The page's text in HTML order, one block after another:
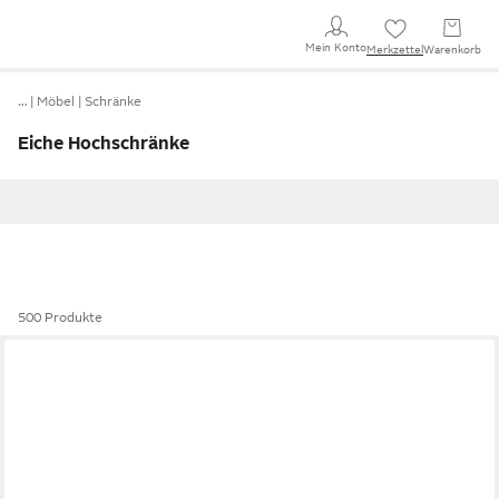
Mein KontoMerkzettel Warenkorb
… Möbel Schränke
Eiche Hochschränke
500 Produkte